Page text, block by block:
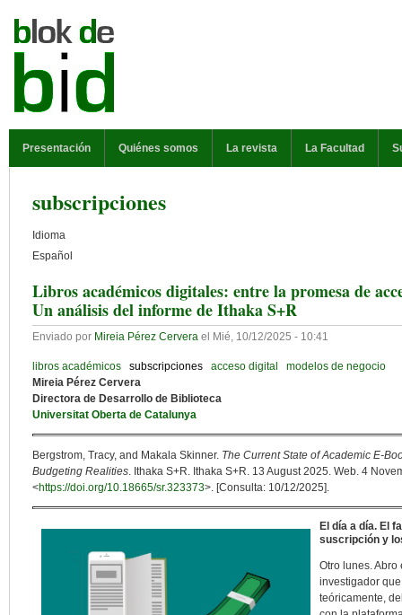
Presentación Quiénes somos La revista La Facultad
subscripciones
Idioma
Español
Libros académicos digitales: entre la promesa de
Un análisis del informe de Ithaka S+R
Enviado por Mireia Pérez Cervera el Mié, 10/12/2025 - 10:41
libros académicos subscripciones acceso digital
modelos de negocio
Mireia Pérez Cervera
Directora de Desarrollo de Biblioteca
Universitat Oberta de Catalunya
Bergstrom, Tracy, and Makala Skinner. The Current State of Academic E-
Budgeting Realities. Ithaka S+R. Ithaka S+R. 13 August 2025. Web. 4
<https://doi.org/10.18665/sr.323373>. [Consulta: 10/12/2025].
El día a día. El
suscripción y
Otro lunes.
investigador
teóricamente,